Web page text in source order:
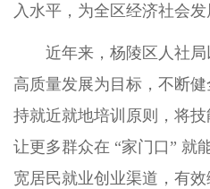
入水平，为全区经济社会
近年来，杨陵区人社局
高质量发展为目标，不断
持就近就地培训原则，将技
让更多群众在 “家门口” 就
宽居民就业创业渠道，有效